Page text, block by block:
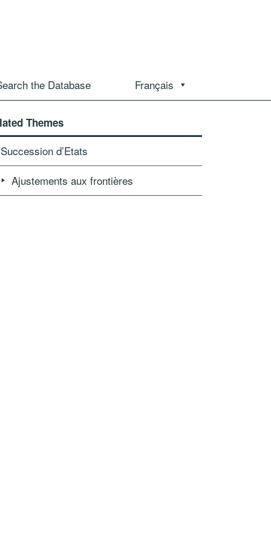
the Database Français
Themes
Succession d’Etats
Ajustements aux frontières